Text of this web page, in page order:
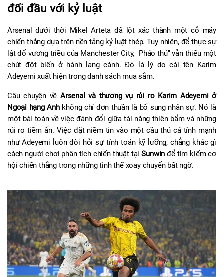
đối đầu với kỷ luật
Arsenal dưới thời Mikel Arteta đã lột xác thành một cỗ máy
chiến thắng dựa trên nền tảng kỷ luật thép. Tuy nhiên, để thực sự
lật đổ vương triều của Manchester City, "Pháo thủ" vẫn thiếu một
chút đột biến ở hành lang cánh. Đó là lý do cái tên Karim
Adeyemi xuất hiện trong danh sách mua sắm.
Câu chuyện về Arsenal và thương vụ rủi ro Karim Adeyemi ở
Ngoại hạng Anh không chỉ đơn thuần là bổ sung nhân sự. Nó là
một bài toán về việc đánh đổi giữa tài năng thiên bẩm và những
rủi ro tiềm ẩn. Việc đặt niềm tin vào một cầu thủ cá tính mạnh
như Adeyemi luôn đòi hỏi sự tính toán kỹ lưỡng, chẳng khác gì
cách người chơi phân tích chiến thuật tại Sunwin để tìm kiếm cơ
hội chiến thắng trong những tình thế xoay chuyển bất ngờ.